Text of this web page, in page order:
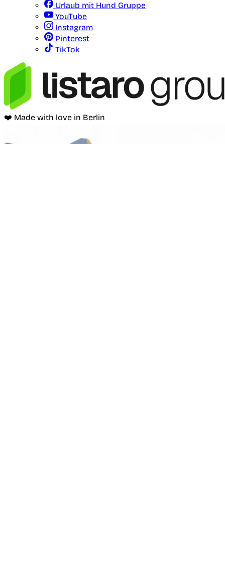
Urlaub mit Hund Gruppe
YouTube
Instagram
Pinterest
TikTok
❤️ Made with love in Berlin